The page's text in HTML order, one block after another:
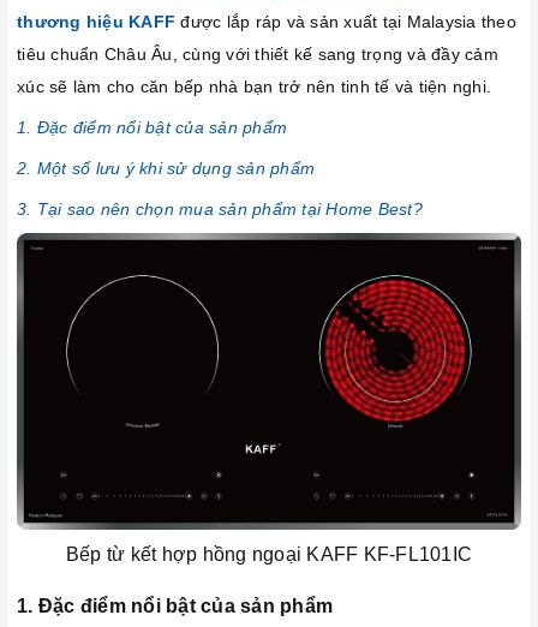
thương hiệu KAFF được lắp ráp và sản xuất tại Malaysia theo
tiêu chuẩn Châu Âu, cùng với thiết kế sang trọng và đầy cảm
xúc sẽ làm cho căn bếp nhà bạn trở nên tinh tế và tiện nghi.
1. Đặc điểm nổi bật của sản phẩm
2. Một số lưu ý khi sử dụng sản phẩm
3. Tại sao nên chọn mua sản phẩm tại Home Best?
Bếp từ kết hợp hồng ngoại KAFF KF-FL101IC
1. Đặc điểm nổi bật của sản phẩm